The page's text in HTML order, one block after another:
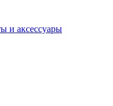
и аксессуары